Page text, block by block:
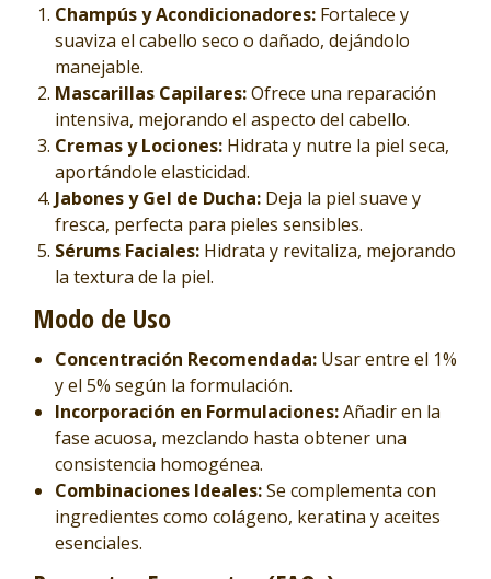
Champús y Acondicionadores: Fortalece y
suaviza el cabello seco o dañado, dejándolo
manejable.
Mascarillas Capilares:Ofrece una reparación
intensiva, mejorando el aspecto del cabello.
Cremas y Lociones: Hidrata y nutre la piel seca,
aportándole elasticidad.
Jabones y Gel de Ducha: Deja la piel suave y
fresca, perfecta para pieles sensibles.
Sérums Faciales: Hidrata y revitaliza, mejorando
la textura de la piel.
Modo de Uso
Concentración Recomendada: Usar entre el 1%
y el 5% según la formulación.
Incorporación en Formulaciones:Añadir en la
fase acuosa, mezclando hasta obtener una
consistencia homogénea.
Combinaciones Ideales:Se complementa con
ingredientes como colágeno, keratina y aceites
esenciales.